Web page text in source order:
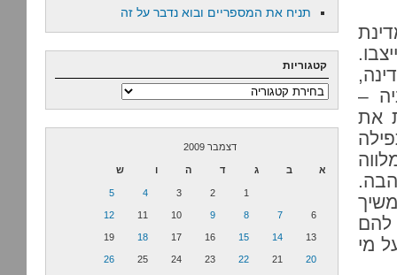
–
את
להם
מי
תניח את המספריים ובוא נדבר על זה
קטגוריות
קטגוריות
דצמבר 2009
א ב ג ד ה ו ש
1
2
3
4
5
6
7
8
9
10
11
12
13
14
15
16
17
18
19
20
21
22
23
24
25
26